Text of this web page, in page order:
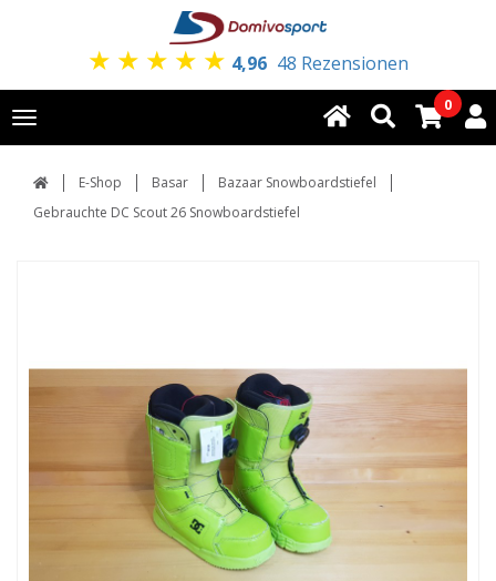
★ ★ ★ ★ ★ 4,96 48 Rezensionen
Toggle
navigation
0
E-Shop Basar
Bazaar Snowboardstiefel
Gebrauchte DC Scout 26 Snowboardstiefel